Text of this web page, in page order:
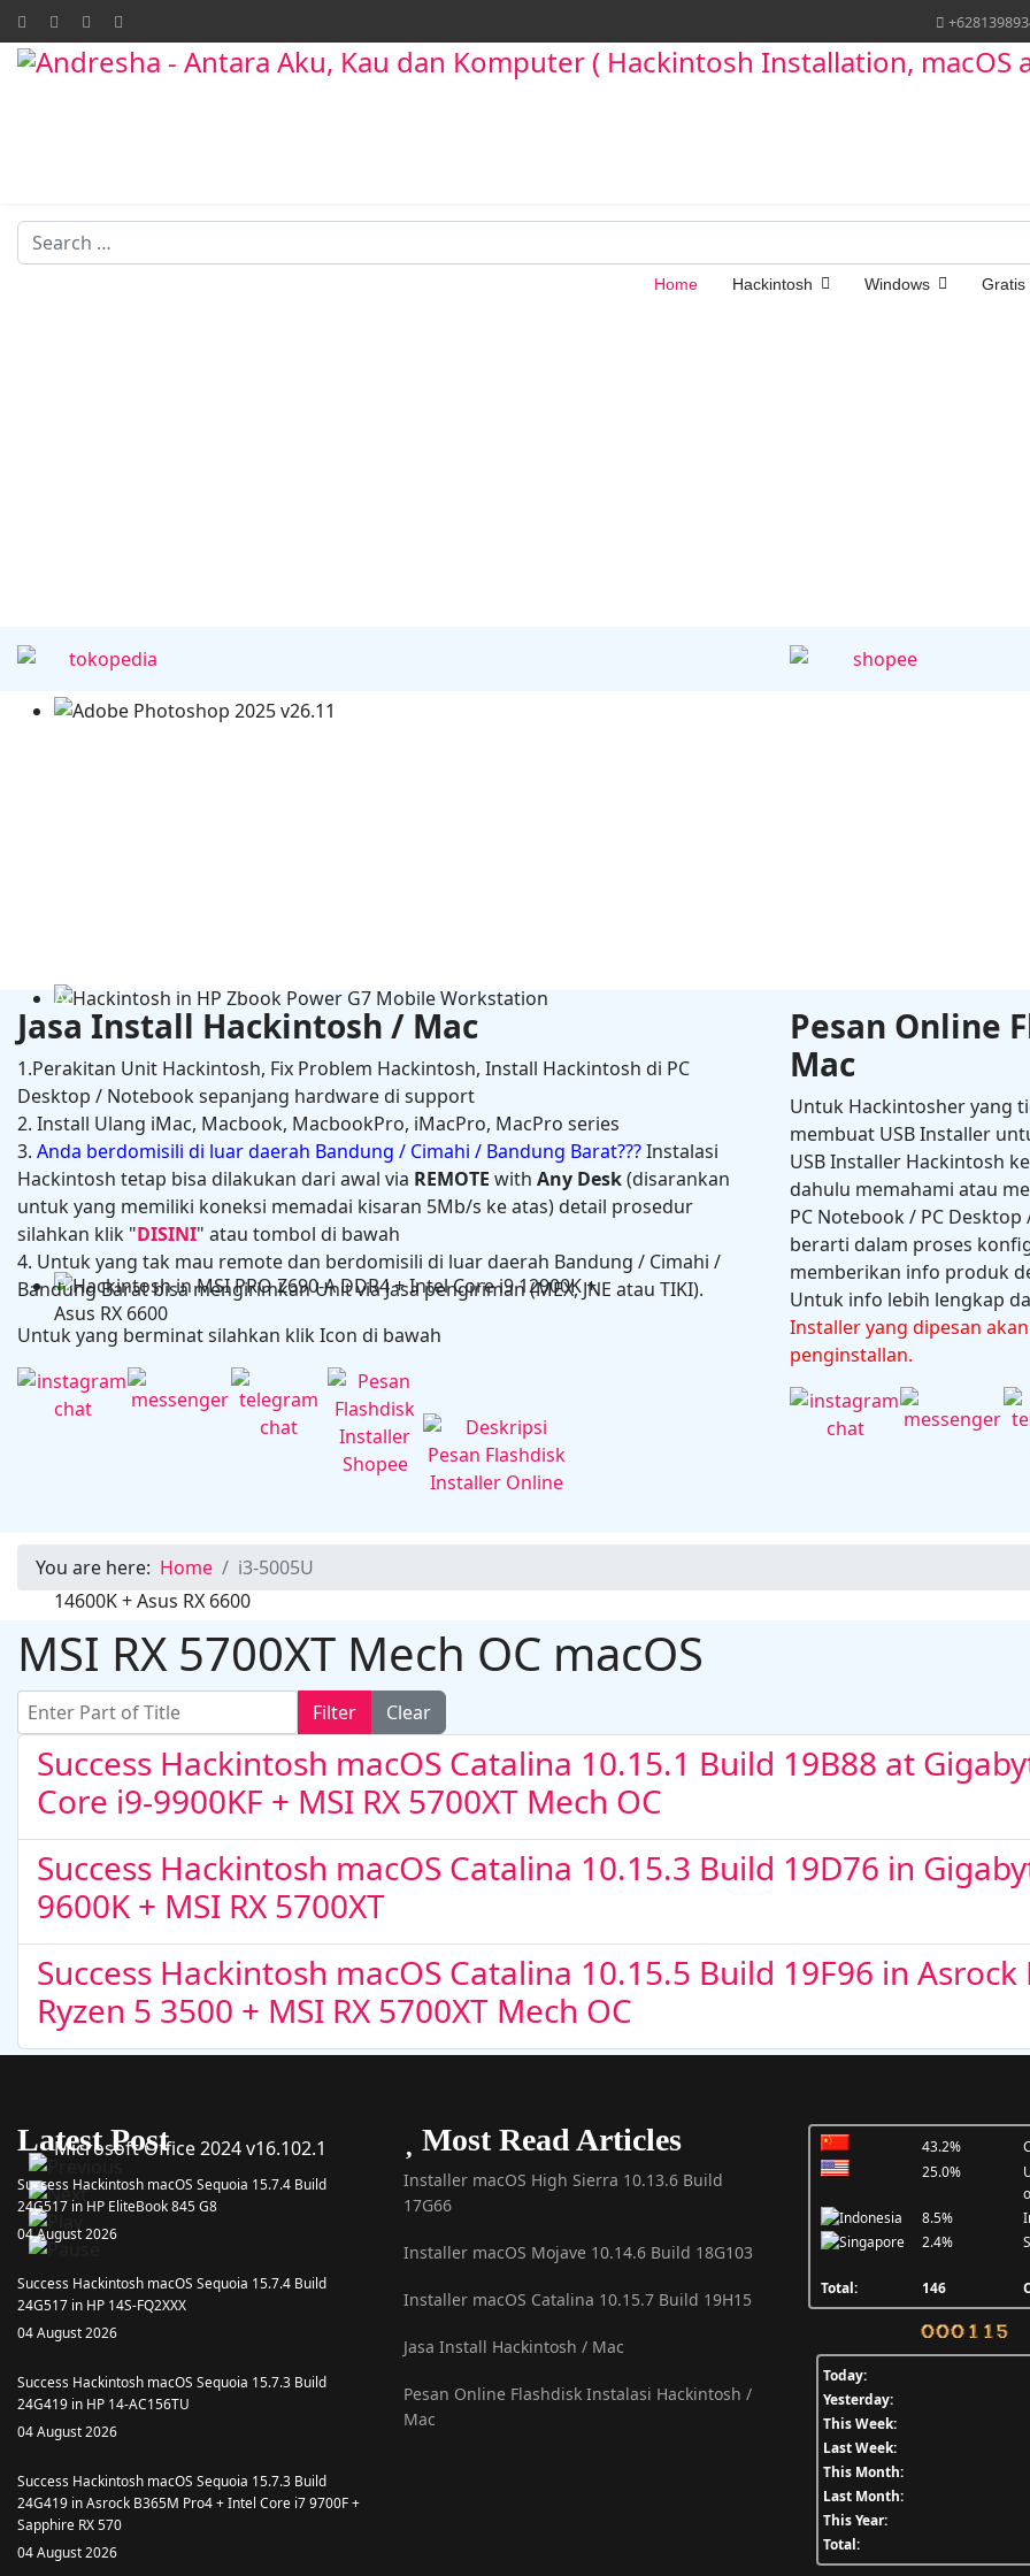
Home Hackintosh Windows Gratis
Search
Adobe Photoshop 2025 v26.11
Hackintosh in HP Zbook Power G7 Mobile Workstation
Hackintosh in MSI PRO Z690-A DDR4 + Intel Core i9 12900K + Asus
RX 6600
Hackintosh in Asrock B760M Steel Legend Wifi + Intel Core i5
14600K + Asus RX 6600
Microsoft Office 2024 v16.102.1
Jasa Install Hackintosh / Mac
1.Perakitan Unit Hackintosh, Fix Problem Hackintosh, Install Hackintosh di PC
Desktop / Notebook sepanjang hardware di support
2. Install Ulang iMac, Macbook, MacbookPro, iMacPro, MacPro series
3. Anda berdomisili di luar daerah Bandung / Cimahi / Bandung Barat???Instalasi
Hackintosh tetap bisa dilakukan dari awal via REMOTE with Any Desk(disarankan
untuk yang memiliki koneksi memadai kisaran 5Mb/s ke atas) detail prosedur
silahkan klik "DISINI" atau tombol di bawah
4. Untuk yang tak mau remote dan berdomisili di luar daerah Bandung / Cimahi /
Bandung Barat bisa mengirimkan Unit via Jasa pengiriman (MEX, JNE atau TIKI).
Untuk yang berminat silahkan klik Icon di bawah
Pesan Online
Mac
Untuk Hackintosher yang
membuat USB Installer
USB Installer Hackintosh
dahulu memahami atau
PC Notebook / PC
berarti dalam proses
memberikan info produk
Untuk info lebih lengkap
Installer yang dipesan
penginstallan.
You are here: Home i3-5005U
MSI RX 5700XT Mech OC macOS
Enter Part of Title Filter Clear
Success Hackintosh macOS Catalina 10.15.1 Build 19B88 at
Core i9-9900KF + MSI RX 5700XT Mech OC
Success Hackintosh macOS Catalina 10.15.3 Build 19D76 in
9600K + MSI RX 5700XT
Success Hackintosh macOS Catalina 10.15.5 Build 19F96 in
Ryzen 5 3500 + MSI RX 5700XT Mech OC
Latest Post
Success Hackintosh macOS Sequoia 15.7.4 Build
24G517 in HP EliteBook 845 G8
04 August 2026
Success Hackintosh macOS Sequoia 15.7.4 Build
24G517 in HP 14S-FQ2XXX
04 August 2026
Success Hackintosh macOS Sequoia 15.7.3 Build
24G419 in HP 14-AC156TU
04 August 2026
Success Hackintosh macOS Sequoia 15.7.3 Build
24G419 in Asrock B365M Pro4 + Intel Core i7 9700F +
Sapphire RX 570
04 August 2026
Most Read Articles
Installer macOS High Sierra 10.13.6 Build
17G66
Installer macOS Mojave 10.14.6 Build 18G103
Installer macOS Catalina 10.15.7 Build 19H15
Jasa Install Hackintosh / Mac
Pesan Online Flashdisk Instalasi Hackintosh /
Mac
43.2%
25.0%
8.5%
2.4%
Total: 146
Today:
Yesterday:
This Week:
Last Week:
This Month:
Last Month:
This Year:
Total: